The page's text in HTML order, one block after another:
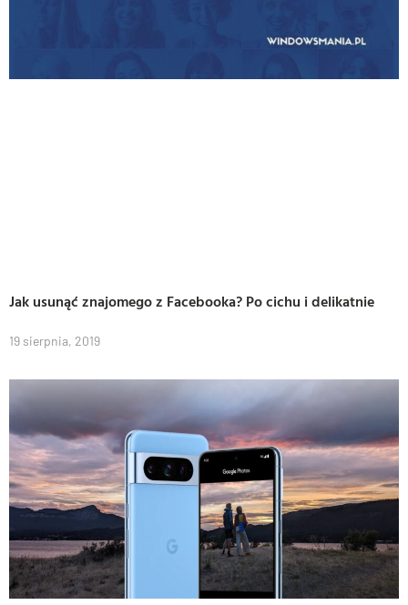
Jak usunąć znajomego z Facebooka? Po cichu i delikatnie
19 sierpnia, 2019